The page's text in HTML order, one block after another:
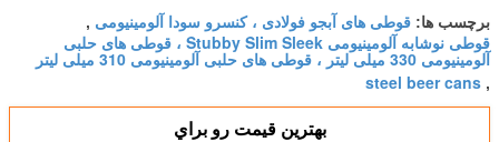
برچسب ها: قوطی های آبجو فولادی ، کنسرو سودا آلومینیومی ,
قوطی نوشابه آلومینیومی Stubby Slim Sleek ، قوطی های حلبی
آلومینیومی 330 میلی لیتر ، قوطی های حلبی آلومینیومی 310 میلی لیتر
,
steel beer cans
بهترين قيمت رو براي